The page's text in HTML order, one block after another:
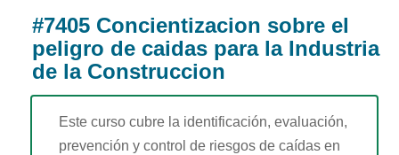
Healthcare Worker Training
OSHA Training
Construction (English)
Construction (Spanish)
General Industry (English)
#7405 Concientizacion sobre el
peligro de caidas para la Industria
de la Construccion
Este curso cubre la identificación, evaluación,
prevención y control de riesgos de caídas en